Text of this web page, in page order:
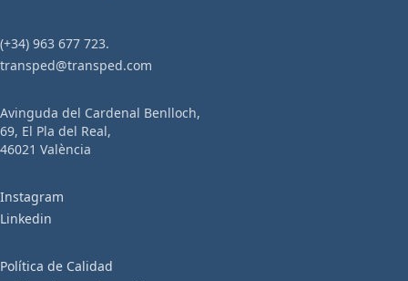
SOMOS OEA
AMPLIA EXPERIENCIA EN
IMPORTACIÓN Y EXPORTACIÓN.
CON EL TRANSPORTE.
CUMPLIMIENTO NORMATIVO Y
(+34) 963 677 723.
transped@transped.com
Avinguda del Cardenal Benlloch,
69, El Pla del Real,
46021 València
Instagram
Linkedin
Política de Calidad